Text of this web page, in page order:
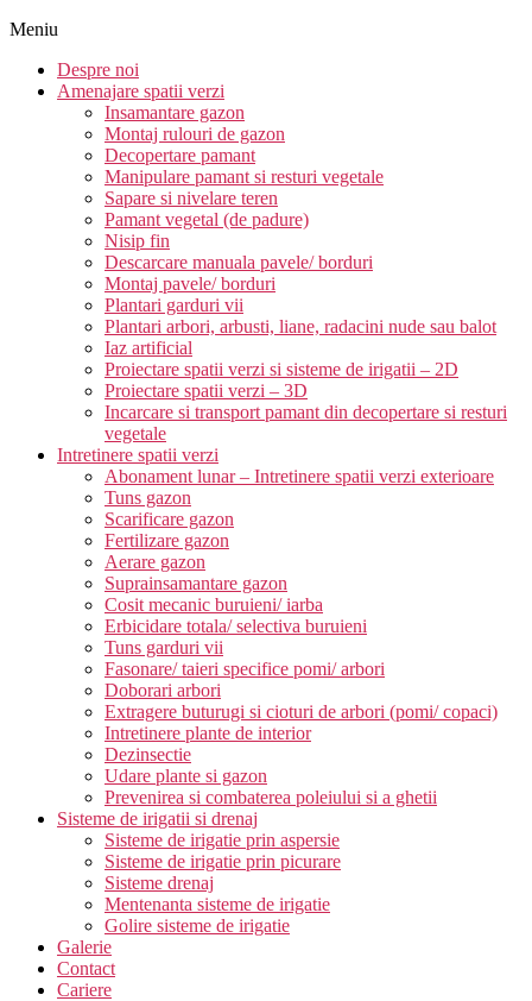
Meniu
Despre noi
Amenajare spatii verzi
Insamantare gazon
Montaj rulouri de gazon
Decopertare pamant
Manipulare pamant si resturi vegetale
Sapare si nivelare teren
Pamant vegetal (de padure)
Nisip fin
Descarcare manuala pavele/ borduri
Montaj pavele/ borduri
Plantari garduri vii
Plantari arbori, arbusti, liane, radacini nude sau balot
Iaz artificial
Proiectare spatii verzi si sisteme de irigatii – 2D
Proiectare spatii verzi – 3D
Incarcare si transport pamant din decopertare si resturi
vegetale
Intretinere spatii verzi
Abonament lunar – Intretinere spatii verzi exterioare
Tuns gazon
Scarificare gazon
Fertilizare gazon
Aerare gazon
Suprainsamantare gazon
Cosit mecanic buruieni/ iarba
Erbicidare totala/ selectiva buruieni
Tuns garduri vii
Fasonare/ taieri specifice pomi/ arbori
Doborari arbori
Extragere buturugi si cioturi de arbori (pomi/ copaci)
Intretinere plante de interior
Dezinsectie
Udare plante si gazon
Prevenirea si combaterea poleiului si a ghetii
Sisteme de irigatii si drenaj
Sisteme de irigatie prin aspersie
Sisteme de irigatie prin picurare
Sisteme drenaj
Mentenanta sisteme de irigatie
Golire sisteme de irigatie
Galerie
Contact
Cariere